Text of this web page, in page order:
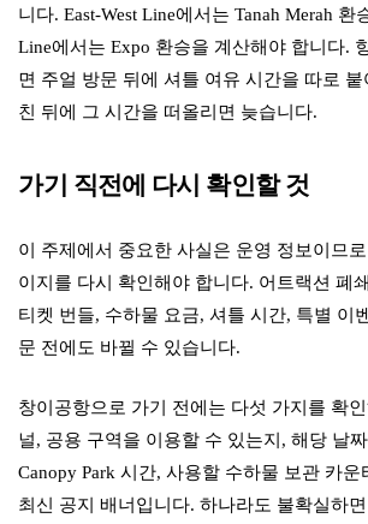
니다. East-West Line에서는 Tanah Merah 환
Line에서는 Expo 환승을 계산해야 합니다.
면 주얼 방문 뒤에 셔틀 여유 시간을 따로
친 뒤에 그 시간을 떠올리면 늦습니다.
가기 직전에 다시 확인할 것
이 주제에서 중요한 사실은 운영 정보이므
이지를 다시 확인해야 합니다. 어트랙션 폐
티켓 번들, 수하물 요금, 셔틀 시간, 특별 이
문 전에도 바뀔 수 있습니다.
창이공항으로 가기 전에는 다섯 가지를 확
널, 공용 구역을 이용할 수 있는지, 해당 날
Canopy Park 시간, 사용할 수하물 보관 카운
최신 공지 배너입니다. 하나라도 불확실하